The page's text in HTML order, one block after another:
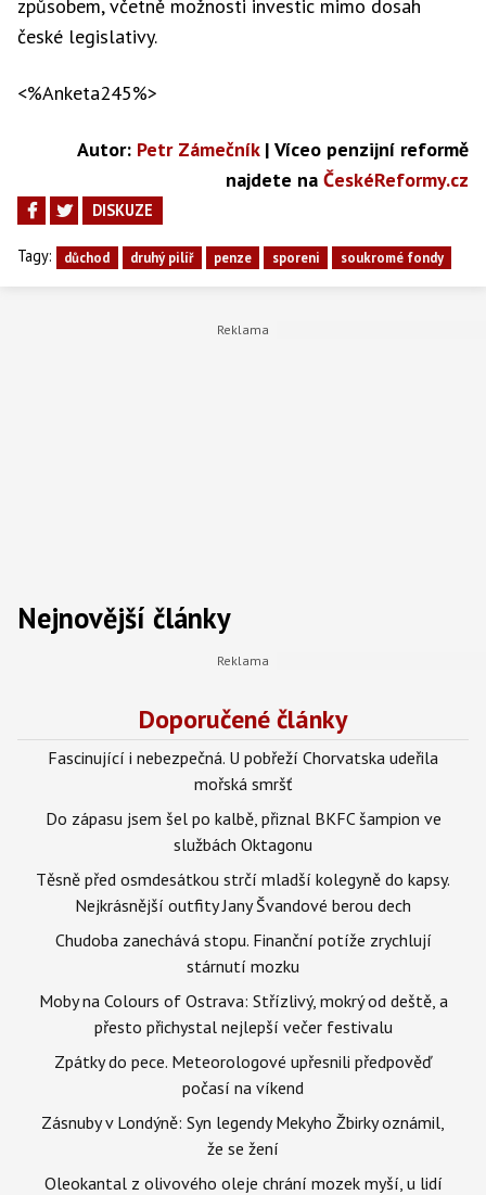
způsobem, včetně možnosti investic mimo dosah
české legislativy.
<%Anketa245%>
Autor: Petr Zámečník| Víceo penzijní reformě
najdete na ČeskéReformy.cz
DISKUZE
Tagy: důchod druhý pilíř penze sporeni soukromé fondy
Nejnovější články
Doporučené články
Fascinující i nebezpečná. U pobřeží Chorvatska udeřila
mořská smršť
Do zápasu jsem šel po kalbě, přiznal BKFC šampion ve
službách Oktagonu
Těsně před osmdesátkou strčí mladší kolegyně do kapsy.
Nejkrásnější outfity Jany Švandové berou dech
Chudoba zanechává stopu. Finanční potíže zrychlují
stárnutí mozku
Moby na Colours of Ostrava: Střízlivý, mokrý od deště, a
přesto přichystal nejlepší večer festivalu
Zpátky do pece. Meteorologové upřesnili předpověď
počasí na víkend
Zásnuby v Londýně: Syn legendy Mekyho Žbirky oznámil,
že se žení
Oleokantal z olivového oleje chrání mozek myší, u lidí